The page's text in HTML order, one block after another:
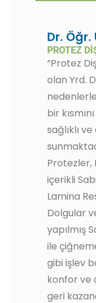
Dr. Öğr.
PROTEZ
“Protez
olan Yrd.
bir
sağlıklı
Protezler,
içerikli
Lamina
Dolgular
yapılmış
ile
gibi işlev
konfor ve
geri